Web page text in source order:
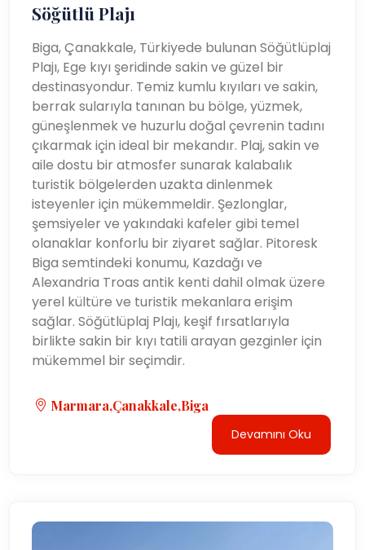
Söğütlü Plajı
Biga, Çanakkale, Türkiyede bulunan Söğütlüplaj
Plajı, Ege kıyı şeridinde sakin ve güzel bir
destinasyondur. Temiz kumlu kıyıları ve sakin,
berrak sularıyla tanınan bu bölge, yüzmek,
güneşlenmek ve huzurlu doğal çevrenin tadını
çıkarmak için ideal bir mekandır. Plaj, sakin ve
aile dostu bir atmosfer sunarak kalabalık
turistik bölgelerden uzakta dinlenmek
isteyenler için mükemmeldir. Şezlonglar,
şemsiyeler ve yakındaki kafeler gibi temel
olanaklar konforlu bir ziyaret sağlar. Pitoresk
Biga semtindeki konumu, Kazdağı ve
Alexandria Troas antik kenti dahil olmak üzere
yerel kültüre ve turistik mekanlara erişim
sağlar. Söğütlüplaj Plajı, keşif fırsatlarıyla
birlikte sakin bir kıyı tatili arayan gezginler için
mükemmel bir seçimdir.
Marmara,Çanakkale,Biga
Devamını Oku